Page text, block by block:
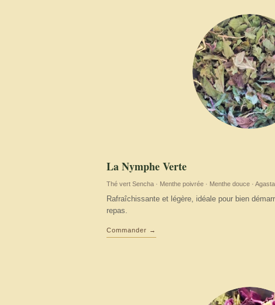
La Nymphe Verte
Thé vert Sencha · Menthe poivrée · Menthe douce ·
Rafraîchissante et légère, idéale pour bien
repas.
Commander →